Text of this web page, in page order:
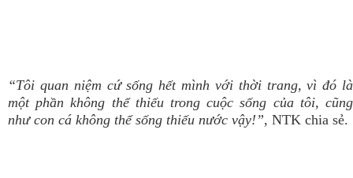
“Tôi quan niệm cứ sống hết mình với thời trang, vì đó là
một phần không thể thiếu trong cuộc sống của tôi, cũng
như con cá không thể sống thiếu nước vậy!”, NTK chia sẻ.